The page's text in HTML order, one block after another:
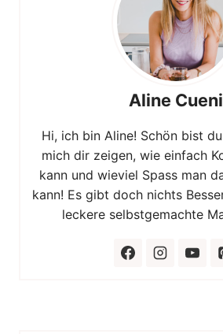
Aline Cueni
Hi, ich bin Aline! Schön bist
mich dir zeigen, wie einfach
kann und wieviel Spass man
kann! Es gibt doch nichts
leckere selbstgemachte